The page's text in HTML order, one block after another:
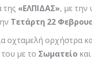
της «ΕΛΠΙΔΑΣ», με την
Τετάρτη 22
ορχήστρα
με το Σωματείο